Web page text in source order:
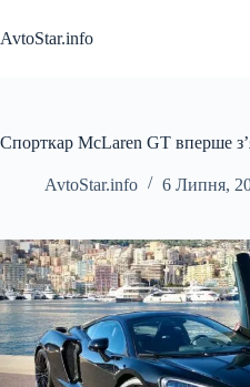
до
вмісту
AvtoStar.info
Спорткар McLaren GT вперше
AvtoStar.info 6 Липня,